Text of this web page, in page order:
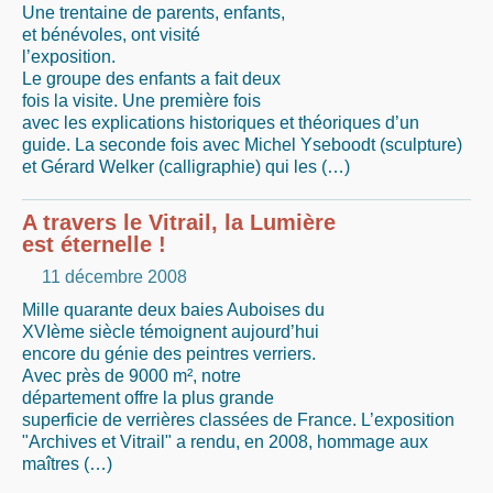
Une trentaine de parents, enfants,
et bénévoles, ont visité
l’exposition.
Le groupe des enfants a fait deux
fois la visite. Une première fois
avec les explications historiques et théoriques d’un
guide. La seconde fois avec Michel Yseboodt (sculpture)
et Gérard Welker (calligraphie) qui les (…)
A travers le Vitrail, la Lumière
est éternelle !
11 décembre 2008
Mille quarante deux baies Auboises du
XVIème siècle témoignent aujourd’hui
encore du génie des peintres verriers.
Avec près de 9000 m², notre
département offre la plus grande
superficie de verrières classées de France. L’exposition
"Archives et Vitrail" a rendu, en 2008, hommage aux
maîtres (…)